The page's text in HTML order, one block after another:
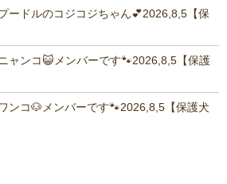
ードルのコジコジちゃん💕2026,8,5【保
ャンコ😺メンバーです🐾2026,8,5【保護
ンコ🐶メンバーです🐾2026,8,5【保護犬